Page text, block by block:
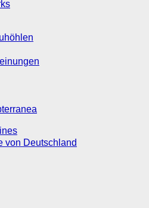
von Deutschland